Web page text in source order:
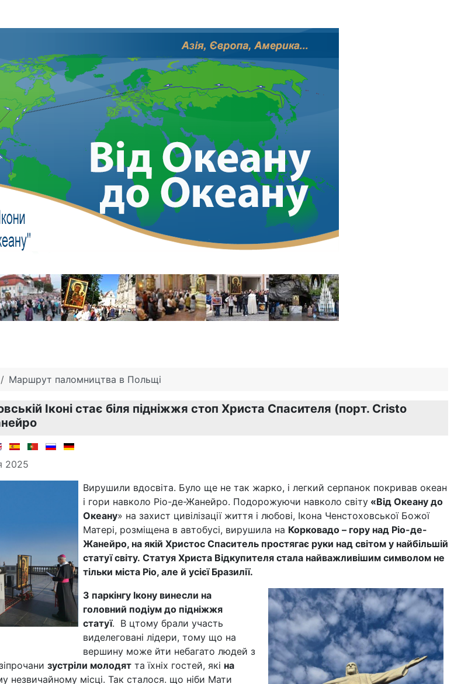
Маршрут паломництва в Польщі
Іконі стає біля підніжжя стоп Христа Спасителя (порт. Cristo
2025
Вирушили вдосвіта. Було ще не так жарко, і легкий серпанок покривав океан
і гори навколо Ріо-де-Жанейро. Подорожуючи навколо світу «Від Океану до
Океану» на захист цивілізації життя і любові, Ікона Ченстоховської Божої
Матері, розміщена в автобусі, вирушила на Корковадо – гору над Ріо-де-
Жанейро, на якій Христос Спаситель простягає руки над світом у найбільшій
статуї світу. Статуя Христа Відкупителя стала найважливішим символом не
тільки міста Ріо, але й усієї Бразилії.
З паркінгу Ікону винесли на
головний подіум до підніжжя
статуї. В цтому брали участь
виделеговані лідери, тому що на
вершину може йти небагато людей з
зустріли молодят та їхніх гостей, які на
незвичайному місці. Так сталося. що ніби Мати